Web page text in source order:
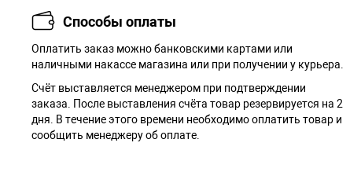
Способы оплаты
Оплатить заказ можно банковскими картами или
наличными накассе магазина или при получении у курьера.
Cчёт выставляется менеджером при подтверждении
заказа. После выставления счёта товар резервируется на 2
дня. В течение этого времени необходимо оплатить товар и
сообщить менеджеру об оплате.